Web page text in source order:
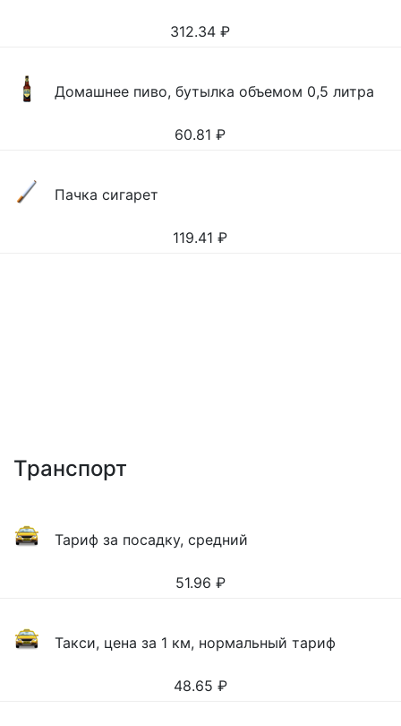
312.34 ₽
Домашнее пиво, бутылка объемом 0,5 литра
60.81 ₽
Пачка сигарет
119.41 ₽
Транспорт
Тариф за посадку, средний
51.96 ₽
Такси, цена за 1 км, нормальный тариф
48.65 ₽